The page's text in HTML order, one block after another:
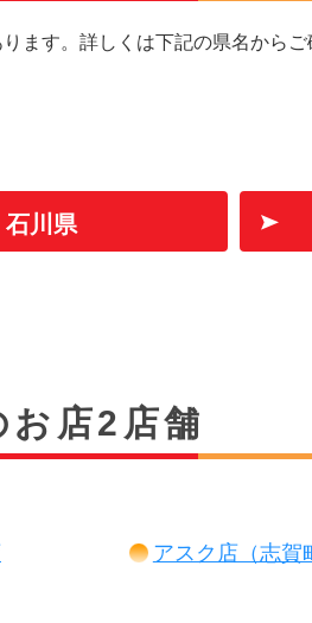
ます。詳しくは下記の県名からご
石川県
お店2店舗
アスク店（志賀